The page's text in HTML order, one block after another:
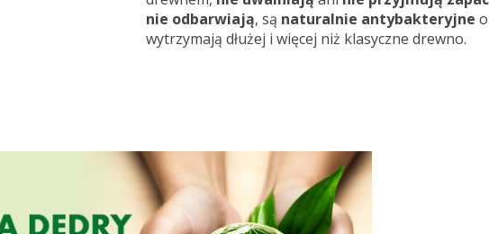
nie odbarwiają, są naturalnie antybakteryjne
wytrzymają dłużej i więcej niż klasyczne drewno.